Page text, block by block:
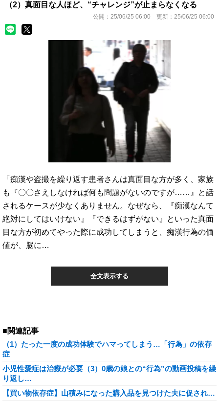
（2）真面目な人ほど、“チャレンジ”が止まらなくなる
公開： 25/06/25 06:00 更新： 25/06/25 06:00
「痴漢や盗撮を繰り返す患者さんは真面目な方が多く、家族
も『〇〇さえしなければ何も問題がないのですが……』と話
されるケースが少なくありません。なぜなら、『痴漢なんて
絶対にしてはいけない』『できるはずがない』といった真面
目な方が初めてやった際に成功してしまうと、痴漢行為の価
値が、脳に…
全文表示する
■関連記事
（1）たった一度の成功体験でハマってしまう…「行為」の依存
症
小児性愛症は治療が必要（3）0歳の娘との“行為”の動画投稿を繰
り返し…
【買い物依存症】山積みになった購入品を見つけた夫に促され…